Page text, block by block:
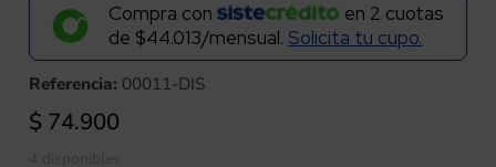
Compra con en 2 cuotas
de $44.013/mensual. Solicita tu cupo.
Referencia: 00011-DIS
$ 74.900